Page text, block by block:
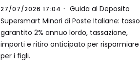
27/07/2026 17:04
Guida al Deposito
Supersmart Minori di Poste Italiane: tasso
garantito 2% annuo lordo, tassazione,
importi e ritiro anticipato per risparmiare
per i figli.